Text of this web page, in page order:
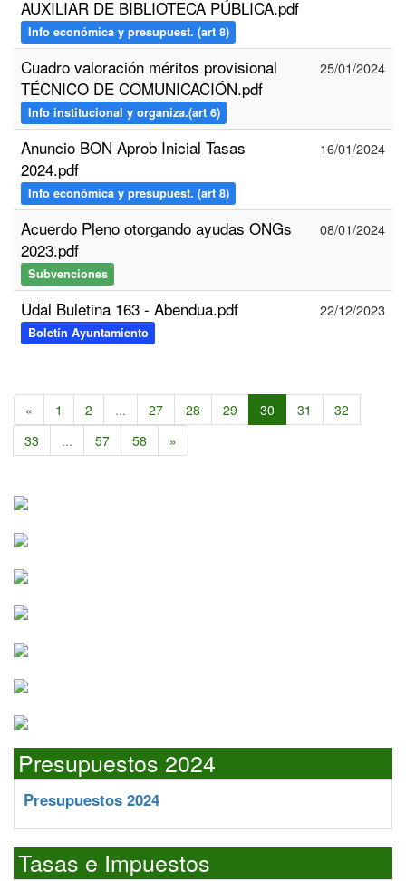
AUXILIAR DE BIBLIOTECA PÚBLICA.pdf
Info económica y presupuest. (art 8)
Cuadro valoración méritos provisional
TÉCNICO DE COMUNICACIÓN.pdf
Info institucional y organiza.(art 6)
25/01/2024
Anuncio BON Aprob Inicial Tasas
2024.pdf
Info económica y presupuest. (art 8)
16/01/2024
Acuerdo Pleno otorgando ayudas ONGs
2023.pdf
Subvenciones
08/01/2024
Udal Buletina 163 - Abendua.pdf
Boletín Ayuntamiento
22/12/2023
« 1 2 ... 27 28 29 30 31
32
33
... 57 58 »
Presupuestos 2024
Presupuestos 2024
Tasas e Impuestos